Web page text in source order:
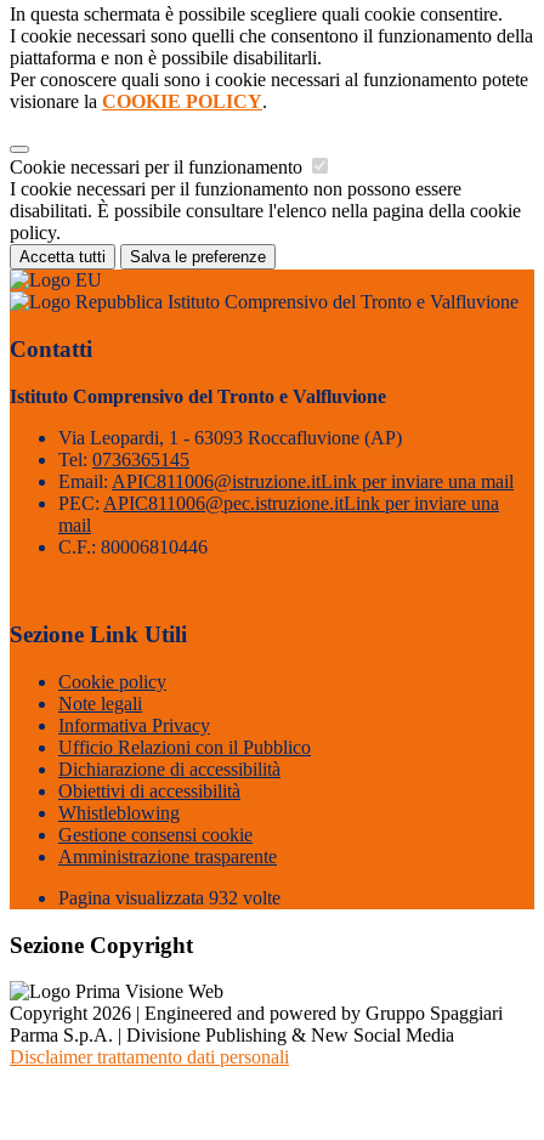
In questa schermata è possibile scegliere quali cookie consentire.
I cookie necessari sono quelli che consentono il funzionamento della
piattaforma e non è possibile disabilitarli.
Per conoscere quali sono i cookie necessari al funzionamento potete
visionare la COOKIE POLICY.
Cookie necessari per il funzionamento
I cookie necessari per il funzionamento non possono essere
disabilitati. È possibile consultare l'elenco nella pagina della cookie
policy.
Accetta tutti Salva le preferenze
Istituto Comprensivo del Tronto e Valfluvione
Contatti
Istituto Comprensivo del Tronto e Valfluvione
Via Leopardi, 1 - 63093 Roccafluvione (AP)
Tel: 0736365145
Email: APIC811006@istruzione.itLink per inviare una mail
PEC: APIC811006@pec.istruzione.itLink per inviare una
mail
C.F.: 80006810446
Sezione Link Utili
Cookie policy
Note legali
Informativa Privacy
Ufficio Relazioni con il Pubblico
Dichiarazione di accessibilità
Obiettivi di accessibilità
Whistleblowing
Gestione consensi cookie
Amministrazione trasparente
Pagina visualizzata 932 volte
Sezione Copyright
Copyright 2026 | Engineered and powered by Gruppo Spaggiari
Parma S.p.A. | Divisione Publishing & New Social Media
Disclaimer trattamento dati personali